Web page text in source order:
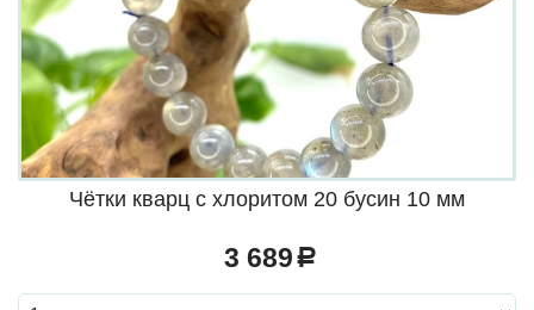
Чётки кварц с хлоритом 20 бусин 10 мм
3 689 a